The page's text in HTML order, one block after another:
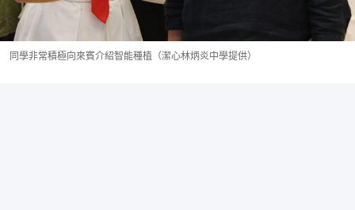
同學非常積極向來賓介紹智能種植（潔心林炳炎中學提供）